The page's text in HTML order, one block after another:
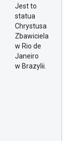
Jest to
statua
Chrystusa
Zbawiciela
w Rio de
Janeiro
w Brazylii.